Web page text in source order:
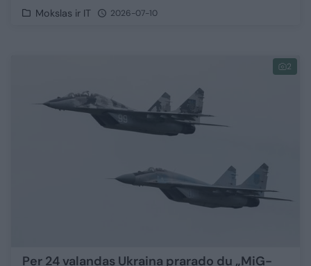
Mokslas ir IT 2026-07-10
2
Per 24 valandas Ukraina prarado du „MiG-